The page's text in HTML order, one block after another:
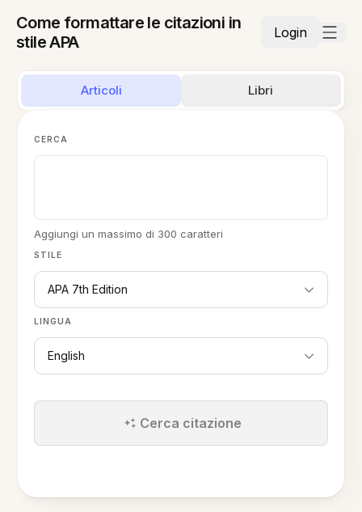
Come formattare le citazioni in
stile APA
Login
Articoli Libri
STILE
APA 7th Edition
LINGUA
English
CERCA
Aggiungi un massimo di 300 caratteri
Cerca citazione